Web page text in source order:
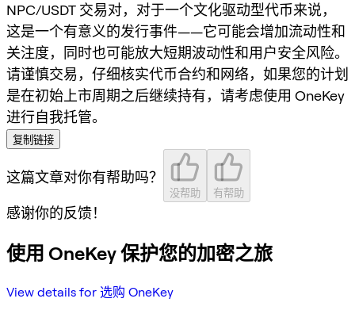
NPC/USDT 交易对，对于一个文化驱动型代币来说，
这是一个有意义的发行事件——它可能会增加流动性和
关注度，同时也可能放大短期波动性和用户安全风险。
请谨慎交易，仔细核实代币合约和网络，如果您的计划
是在初始上市周期之后继续持有，请考虑使用 OneKey
进行自我托管。
复制链接
这篇文章对你有帮助吗？
没帮助 有帮助
感谢你的反馈！
使用 OneKey 保护您的加密之旅
View details for 选购 OneKey